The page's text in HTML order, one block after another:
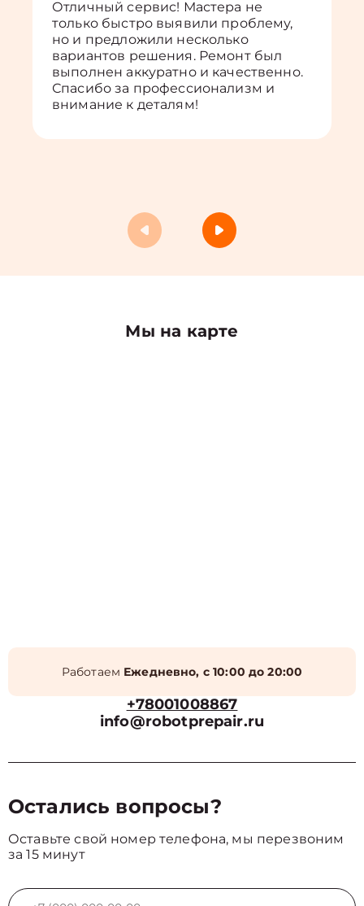
Отличный сервис! Мастера не
только быстро выявили проблему,
но и предложили несколько
вариантов решения. Ремонт был
выполнен аккуратно и качественно.
Спасибо за профессионализм и
внимание к деталям!
Мы на карте
Работаем Ежедневно, с 10:00 до 20:00
+78001008867
info@robotprepair.ru
Остались вопросы?
Оставьте свой номер телефона, мы перезвоним
за 15 минут